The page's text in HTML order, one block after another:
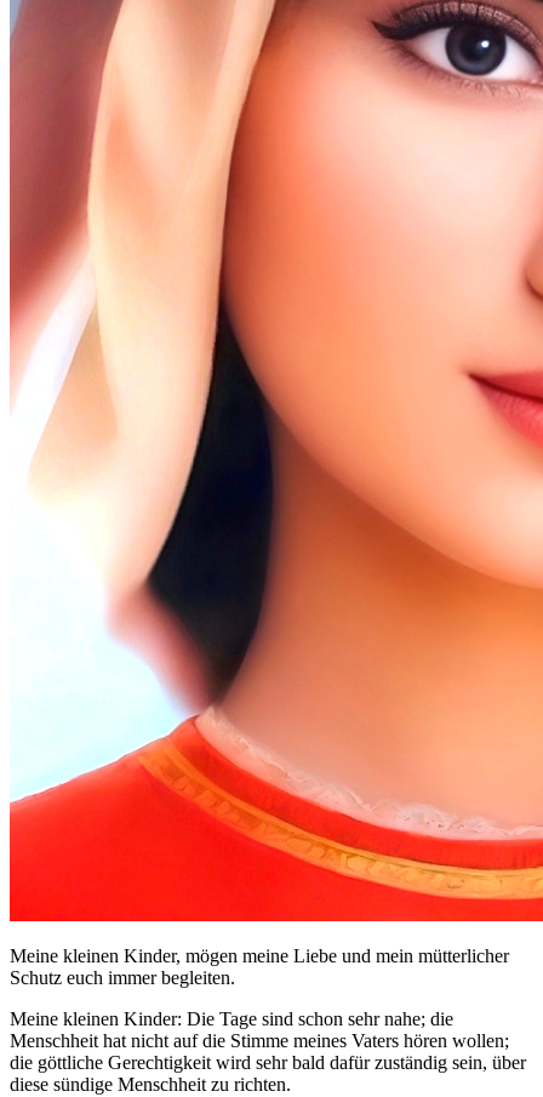
Meine kleinen Kinder, mögen meine Liebe und mein mütterlicher
Schutz euch immer begleiten.
Meine kleinen Kinder: Die Tage sind schon sehr nahe; die
Menschheit hat nicht auf die Stimme meines Vaters hören wollen;
die göttliche Gerechtigkeit wird sehr bald dafür zuständig sein, über
diese sündige Menschheit zu richten.